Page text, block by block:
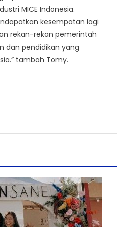
MICE Indonesia.
kesempatan lagi
rekan-rekan pemerintah
dan pendidikan yang
tambah Tomy.